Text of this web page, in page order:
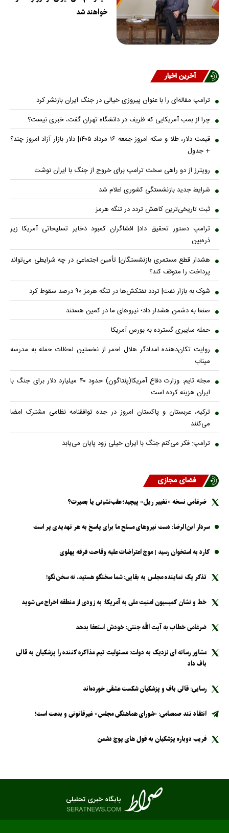
خواهند شد
آخرین اخبار
ترامپ مقاله‌ای را با عنوان پیروزی خیالی در جنگ ایران بازنشر کرد
چرا از بمب آمریکایی که ظریف در دانشگاه تهران گفت، خبری نیست؟
قیمت دلار، طلا و سکه امروز جمعه ۱۶ مرداد ۱۴۰۵| دلار بازار آزاد امروز چند؟
+ جدول
رویترز از دو راهی سخت ترامپ برای خروج از جنگ با ایران نوشت
شرایط جدید بازنشستگی کشوری اعلام شد
ثبت تاریخی‌ترین کاهش تردد در تنگه هرمز
ترامپ دستور تحقیق داد| افشاگران کمبود ذخایر تسلیحاتی آمریکا زیر
ذره‌بین
هشدار قطع مستمری بازنشستگان| تأمین اجتماعی در چه شرایطی می‌تواند
پرداخت را متوقف کند؟
شوک به بازار نفت| تردد نفتکش‌ها در تنگه هرمز ۹۰ درصد سقوط کرد
صنعا به دشمن هشدار داد؛ نیروهای ما در کمین هستند
حمله سایبری گسترده به بورس آمریکا
روایت تکان‌دهنده امدادگر هلال احمر از نخستین لحظات حمله به مدرسه
میناب
مجله تایم: وزارت دفاع آمریکا(پنتاگون) حدود ۴۰ میلیارد دلار برای جنگ با
ایران هزینه کرده است
ترکیه، عربستان و پاکستان امروز در جده توافقنامه نظامی مشترک امضا
می‌کنند
ترامپ: فکر می‌کنم جنگ با ایران خیلی زود پایان می‌یابد
فضای مجازی
ضرغامی نسخه «تغییر ریل» پیچید؛ عقب‌نشینی یا بصیرت؟
سردار ابن‌الرضا: دست نیرو‌های مسلح ما برای پاسخ به هر تهدیدی پر است
کارد به استخوان رسید | موج اعتراضات علیه وقاحت فرقه پهلوی
تذکر یک نماینده مجلس به بقایی: شما سخنگو هستید، نه سخن‌نگو!
خط و نشان کمیسیون امنیت ملی به آمریکا: به زودی از منطقه اخراج می شوید
ضرغامی خطاب به آیت الله جنتی: خودش استعفا بدهد
مشاور رسانه ای نزدیک به دولت: مسئولیت تیم مذاکره کننده را پزشکیان به قالی
باف داد
رسایی: قالی باف و پزشکیان شکست عشقی خورده‌اند
انتقاد تند صمصامی: «شورای هماهنگی مجلس» غیرقانونی و بدعت است!
فریب دوباره پزشکیان به قول های پوچ دشمن